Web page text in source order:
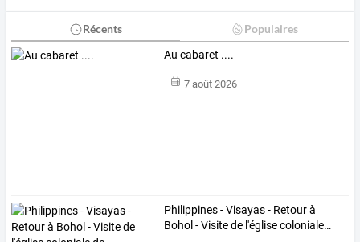
Récents Populaires
Au cabaret ....
7 août 2026
Philippines-Visayas- Retourà
Bohol-Visitede l'églisecoloniale…